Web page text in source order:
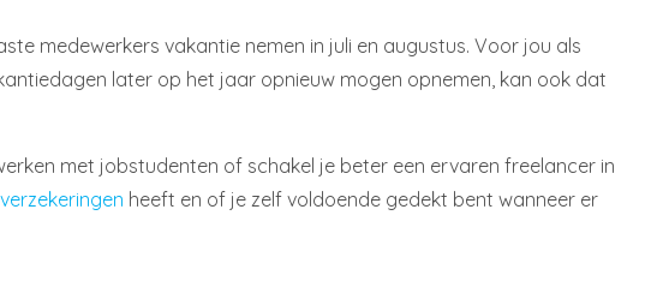
medewerkers vakantie nemen in juli en augustus. Voor jou als
later op het jaar opnieuw mogen opnemen, kan ook dat
met jobstudenten of schakel je beter een ervaren freelancer in
heeft en of je zelf voldoende gedekt bent wanneer er